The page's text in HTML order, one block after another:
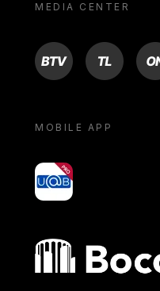
MEDIA CENTER
BTV TL ON
MOBILE APP
yoU@B
Bocconi shop